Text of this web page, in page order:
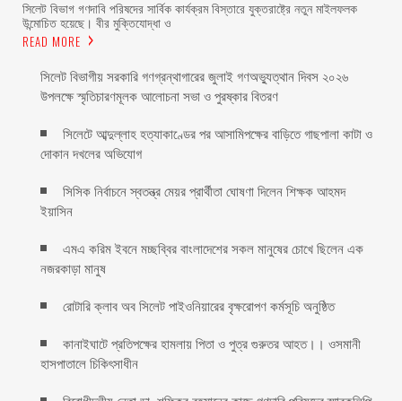
‎সিলেট বিভাগ গণদাবি পরিষদের সার্বিক কার্যক্রম বিস্তারে যুক্তরাষ্ট্রে নতুন মাইলফলক
উন্মোচিত হয়েছে। বীর মুক্তিযোদ্ধা ও
READ MORE
সিলেট বিভাগীয় সরকারি গণগ্রন্থাগারের জুলাই গণঅভ্যুত্থান দিবস ২০২৬
উপলক্ষে স্মৃতিচারণমূলক আলোচনা সভা ও পুরষ্কার বিতরণ ‎ ‎
সিলেটে আব্দুল্লাহ হত্যাকাণ্ডের পর আসামিপক্ষের বাড়িতে গাছপালা কাটা ও
দোকান দখলের অভিযোগ
সিসিক নির্বাচনে স্বতন্ত্র মেয়র প্রার্থীতা ঘোষণা দিলেন শিক্ষক আহমদ
ইয়াসিন
এমএ করিম ইবনে মচ্ছব্বির বাংলাদেশের সকল মানুষের চোখে ছিলেন এক
নজরকাড়া মানুষ ‎
রোটারি ক্লাব অব সিলেট পাইওনিয়ারের বৃক্ষরোপণ কর্মসূচি অনুষ্ঠিত
কানাইঘাটে প্রতিপক্ষের হামলায় পিতা ও পুত্র গুরুতর আহত।। ওসমানী
হাসপাতালে চিকিৎসাধীন